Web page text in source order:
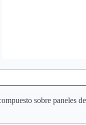
sobre paneles